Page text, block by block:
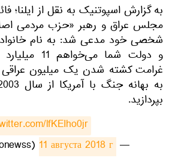
به گزارش اسپوتنیک به نقل از ایلنا؛
مجلس عراق و رهبر «حزب مردمی
شخصی خود مدعی شد: به نام خانواده
و دولت شما
غرامت کشته شدن یک میلیون عراقی
بپردازید.
lfKEIho0jr
— News (@fotonewss)
11 августа 2018 г.